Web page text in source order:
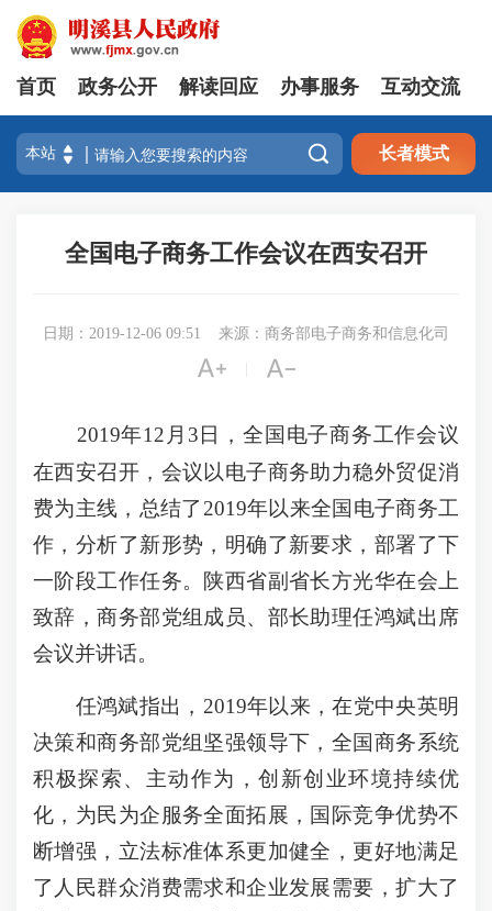
首页 政务公开 解读回应 办事服务 互动交流
 长者模式
全国电子商务工作会议在西安召开
日期：2019-12-06 09:51 来源：商务部电子商务和信息化司
 
2019年12月3日，全国电子商务工作会议
在西安召开，会议以电子商务助力稳外贸促消
费为主线，总结了2019年以来全国电子商务工
作，分析了新形势，明确了新要求，部署了下
一阶段工作任务。陕西省副省长方光华在会上
致辞，商务部党组成员、部长助理任鸿斌出席
会议并讲话。
任鸿斌指出，2019年以来，在党中央英明
决策和商务部党组坚强领导下，全国商务系统
积极探索、主动作为，创新创业环境持续优
化，为民为企服务全面拓展，国际竞争优势不
断增强，立法标准体系更加健全，更好地满足
了人民群众消费需求和企业发展需要，扩大了